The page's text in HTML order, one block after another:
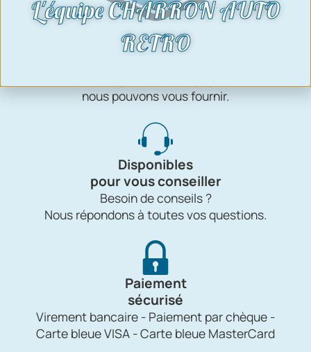
Livraison
nous pouvons vous fournir.
Disponibles
pour vous conseiller
Besoin de conseils ?
Nous répondons à toutes vos questions.
Paiement
sécurisé
Virement bancaire - Paiement par chèque -
Carte bleue VISA - Carte bleue MasterCard
L'équipe CHARRON AUTO
RETRO